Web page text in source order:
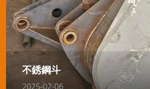
不銹鋼斗
2025-02-06